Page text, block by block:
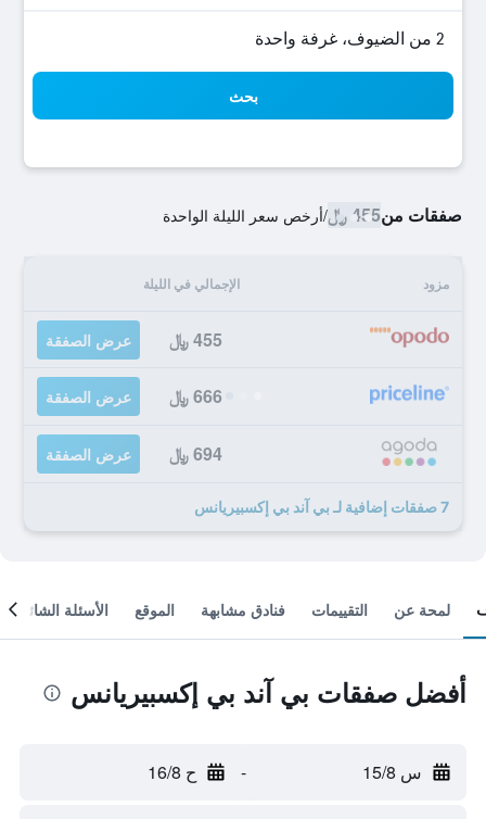
2 من الضيوف، غرفة واحدة
بحث
صفقات من455 ﷼ /أرخص سعر الليلة الواحدة
مزود الإجمالي في الليلة
455 ﷼ عرض الصفقة
666 ﷼ عرض الصفقة
694 ﷼ عرض الصفقة
7 صفقات إضافية لـ بي آند بي إكسبيريانس
لمحة عن التقييمات فنادق مشابهة الموقع الأسئلة الشائعة
أفضل صفقات بي آند بي إكسبيريانس
س 15/8 - ح 16/8